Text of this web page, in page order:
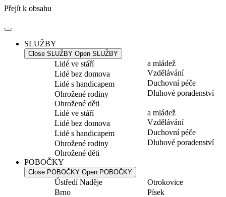
Přejít k obsahu
SLUŽBY
Close SLUŽBY Open SLUŽBY
Lidé ve stáří
Lidé bez domova
Lidé s handicapem
Ohrožené rodiny
Ohrožené děti
a mládež
Vzdělávání
Duchovní péče
Dluhové poradenství
Lidé ve stáří
Lidé bez domova
Lidé s handicapem
Ohrožené rodiny
Ohrožené děti
a mládež
Vzdělávání
Duchovní péče
Dluhové poradenství
POBOČKY
Close POBOČKY Open POBOČKY
Ústředí Naděje
Brno
Otrokovice
Písek